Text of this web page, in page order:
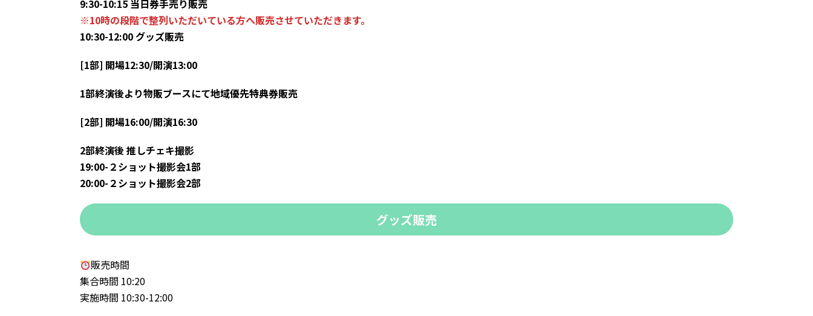
9:30-10:15 当日券手売り販売
※10時の段階で整列いただいている方へ販売させていただきます。
10:30-12:00 グッズ販売
[1部] 開場12:30/開演13:00
1部終演後より物販ブースにて地域優先特典券販売
[2部] 開場16:00/開演16:30
2部終演後 推しチェキ撮影
19:00-２ショット撮影会1部
20:00-２ショット撮影会2部
グッズ販売
販売時間
集合時間 10:20
実施時間 10:30-12:00